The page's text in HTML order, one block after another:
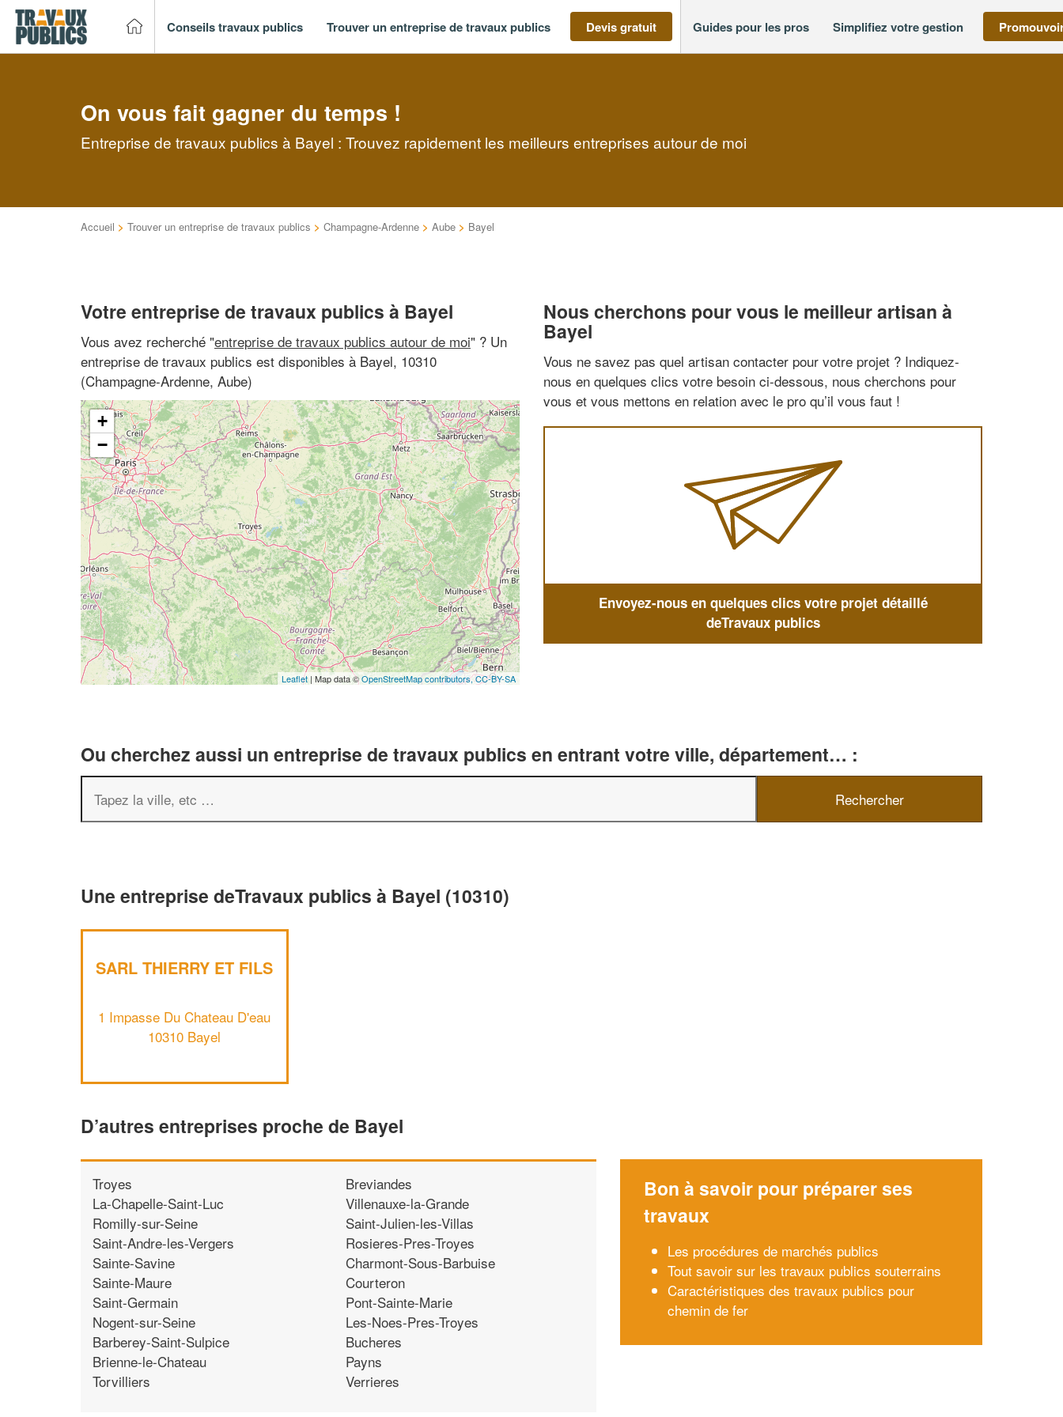
Conseils travaux publics Trouver un entreprise de travaux publics Devis gratuit Guides pour les pros Simplifiez votre gestion
On vous fait gagner du temps !
Entreprise de travaux publics à Bayel : Trouvez rapidement les meilleurs entreprises autour de moi
Accueil > Trouver un entreprise de travaux publics > Champagne-Ardenne > Aube > Bayel
Votre entreprise de travaux publics à Bayel
Vous avez recherché "entreprise de travaux publics autour de moi" ? Un
entreprise de travaux publics est disponibles à Bayel, 10310
(Champagne-Ardenne, Aube)
+
−
Leaflet | Map data ©OpenStreetMap contributors,CC-BY-SA
Nous cherchons pour vous le meilleur artisan à
Bayel
Vous ne savez pas quel artisan contacter pour votre projet ? Indiquez-
nous en quelques clics votre besoin ci-dessous, nous cherchons pour
vous et vous mettons en relation avec le pro qu’il vous faut !
Envoyez-nous en quelques clics votre projet détaillé
deTravaux publics
Ou cherchez aussi un entreprise de travaux publics en entrant votre ville, département… :
Une entreprise deTravaux publics à Bayel (10310)
SARL THIERRY ET FILS
1 Impasse Du Chateau D'eau
10310 Bayel
D’autres entreprises proche de Bayel
Troyes
La-Chapelle-Saint-Luc
Romilly-sur-Seine
Saint-Andre-les-Vergers
Sainte-Savine
Sainte-Maure
Saint-Germain
Nogent-sur-Seine
Barberey-Saint-Sulpice
Brienne-le-Chateau
Torvilliers
Breviandes
Villenauxe-la-Grande
Saint-Julien-les-Villas
Rosieres-Pres-Troyes
Charmont-Sous-Barbuise
Courteron
Pont-Sainte-Marie
Les-Noes-Pres-Troyes
Bucheres
Payns
Verrieres
Bon à savoir pour préparer ses
travaux
Les procédures de marchés publics
Tout savoir sur les travaux publics souterrains
Caractéristiques des travaux publics pour
chemin de fer
✕
Vous êtes un
professionnel ?